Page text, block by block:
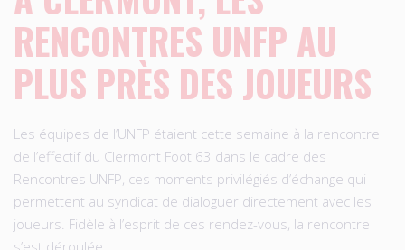
RENCONTRES UNFP AU
PLUS PRÈS DES JOUEURS
Les équipes de l’UNFP étaient cette semaine à la rencontre
de l’effectif du Clermont Foot 63 dans le cadre des
Rencontres UNFP, ces moments privilégiés d’échange qui
permettent au syndicat de dialoguer directement avec les
joueurs. Fidèle à l’esprit de ces rendez-vous, la rencontre